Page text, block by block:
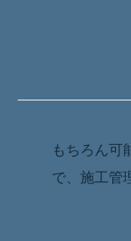
もちろん可
で、施工管